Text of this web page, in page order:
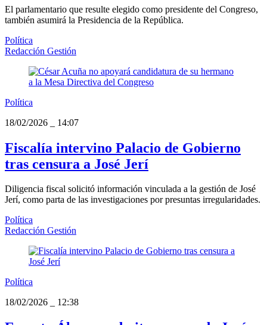
El parlamentario que resulte elegido como presidente del Congreso,
también asumirá la Presidencia de la República.
Política
Redacción Gestión
Política
18/02/2026
14:07
Fiscalía intervino Palacio de Gobierno
tras censura a José Jerí
Diligencia fiscal solicitó información vinculada a la gestión de José
Jerí, como parta de las investigaciones por presuntas irregularidades.
Política
Redacción Gestión
Política
18/02/2026
12:38